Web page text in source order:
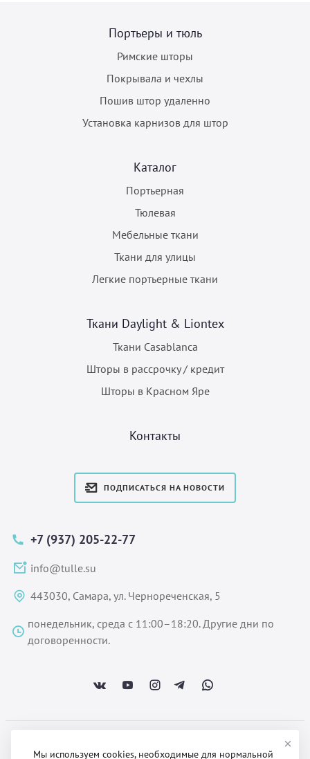
Портьеры и тюль
Римские шторы
Покрывала и чехлы
Пошив штор удаленно
Установка карнизов для штор
Каталог
Портьерная
Тюлевая
Мебельные ткани
Ткани для улицы
Легкие портьерные ткани
Ткани Daylight & Liontex
Ткани Casablanca
Шторы в рассрочку / кредит
Шторы в Красном Яре
Контакты
ПОДПИСАТЬСЯ НА НОВОСТИ
+7 (937) 205-22-77
info@tulle.su
443030, Самара, ул. Чернореченская, 5
понедельник, среда с 11:00–18:20. Другие дни по
договоренности.
Мы используем cookies, необходимые для нормальной